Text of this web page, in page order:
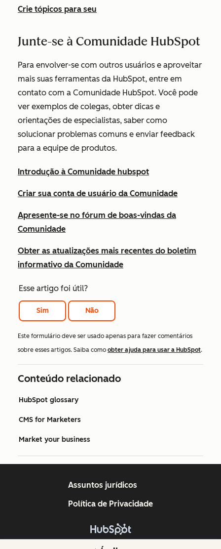
Crie tópicos para seu
Junte-se à Comunidade HubSpot
Para envolver-se com outros usuários e aproveitar
mais suas ferramentas da HubSpot, entre em
contato com a Comunidade HubSpot. Você pode
ver exemplos de colegas, obter dicas e
orientações de especialistas, saber como
solucionar problemas comuns e enviar feedback
para a equipe de produtos.
Introdução à Comunidade hubspot
Criar sua conta de usuário da Comunidade
Apresente-se no fórum de boas-vindas da
Comunidade
Obter as atualizações mais recentes do boletim
informativo da Comunidade
Esse artigo foi útil?
Sim Não
Este formulário deve ser usado apenas para fazer comentários
sobre esses artigos. Saiba como obter ajuda para usar a HubSpot.
Conteúdo relacionado
HubSpot glossary
CMS for Marketers
Market your business
Copyright © 2026 HubSpot, Inc.
Assuntos jurídicos
Política de Privacidade